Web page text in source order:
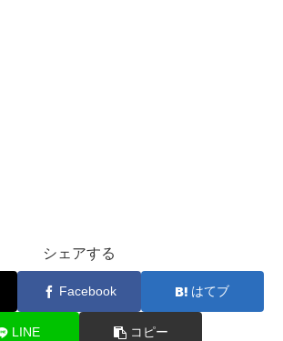
シェアする
Facebook はてブ
LINE コピー